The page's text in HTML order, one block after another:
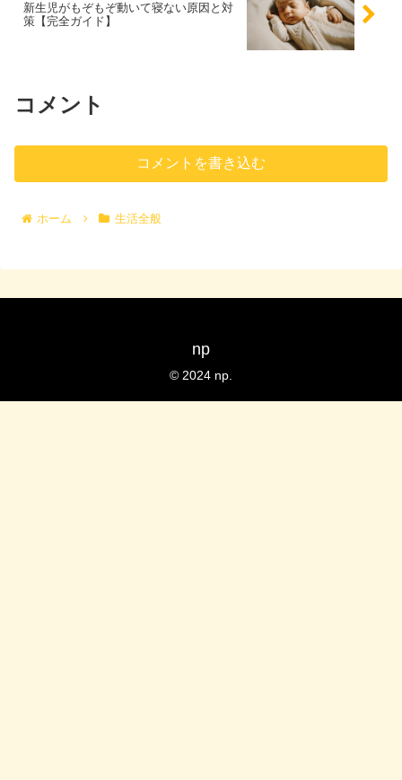
新生児がもぞもぞ動いて寝ない原因と対
策【完全ガイド】
コメント
コメントを書き込む
ホーム 生活全般
np
© 2024 np.